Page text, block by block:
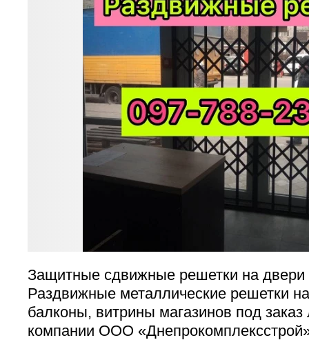
Защитные сдвижные решетки на двери
Раздвижные металлические решетки
балконы, витрины магазинов под
компании ООО